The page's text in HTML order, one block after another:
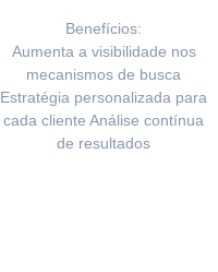
Benefícios:
Aumenta a visibilidade nos
mecanismos de busca
Estratégia personalizada para
cada cliente Análise contínua
de resultados